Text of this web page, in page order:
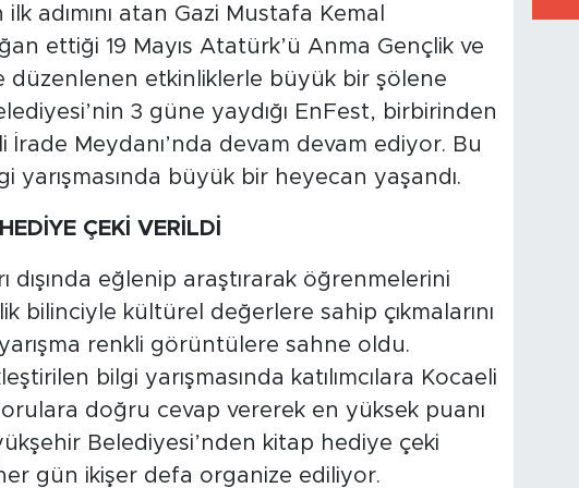
ilk adımını atan Gazi Mustafa Kemal
ettiği 19 Mayıs Atatürk’ü Anma Gençlik ve
düzenlenen etkinliklerle büyük bir şölene
3 güne yaydığı EnFest, birbirinden
İrade Meydanı’nda devam devam ediyor. Bu
yarışmasında büyük bir heyecan yaşandı.
ÇEKİ VERİLDİ
dışında eğlenip araştırarak öğrenmelerini
bilinciyle kültürel değerlere sahip çıkmalarını
renkli görüntülere sahne oldu.
bilgi yarışmasında katılımcılara Kocaeli
doğru cevap vererek en yüksek puanı
Belediyesi’nden kitap hediye çeki
her gün ikişer defa organize ediliyor.